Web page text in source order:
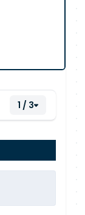
1 / 3